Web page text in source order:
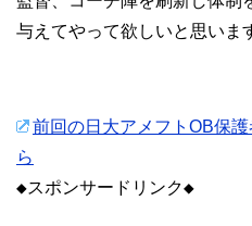
与えてやって欲しいと思いま
前回の日大アメフトOB保
ら
◆スポンサードリンク◆